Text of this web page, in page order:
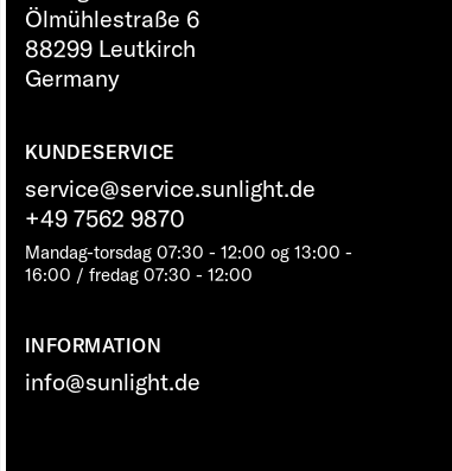
Ölmühlestraße 6
88299 Leutkirch
Germany
KUNDESERVICE
service@service.sunlight.de
+49 7562 9870
Mandag-torsdag 07:30 - 12:00 og 13:00 -
16:00 / fredag ​​07:30 - 12:00
INFORMATION
info@sunlight.de